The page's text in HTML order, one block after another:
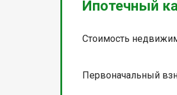
Ипотечный
Стоимость
Первоначальный